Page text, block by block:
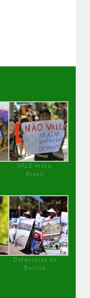
VALE mata,
Brasil
Defensoras de
Bolivia